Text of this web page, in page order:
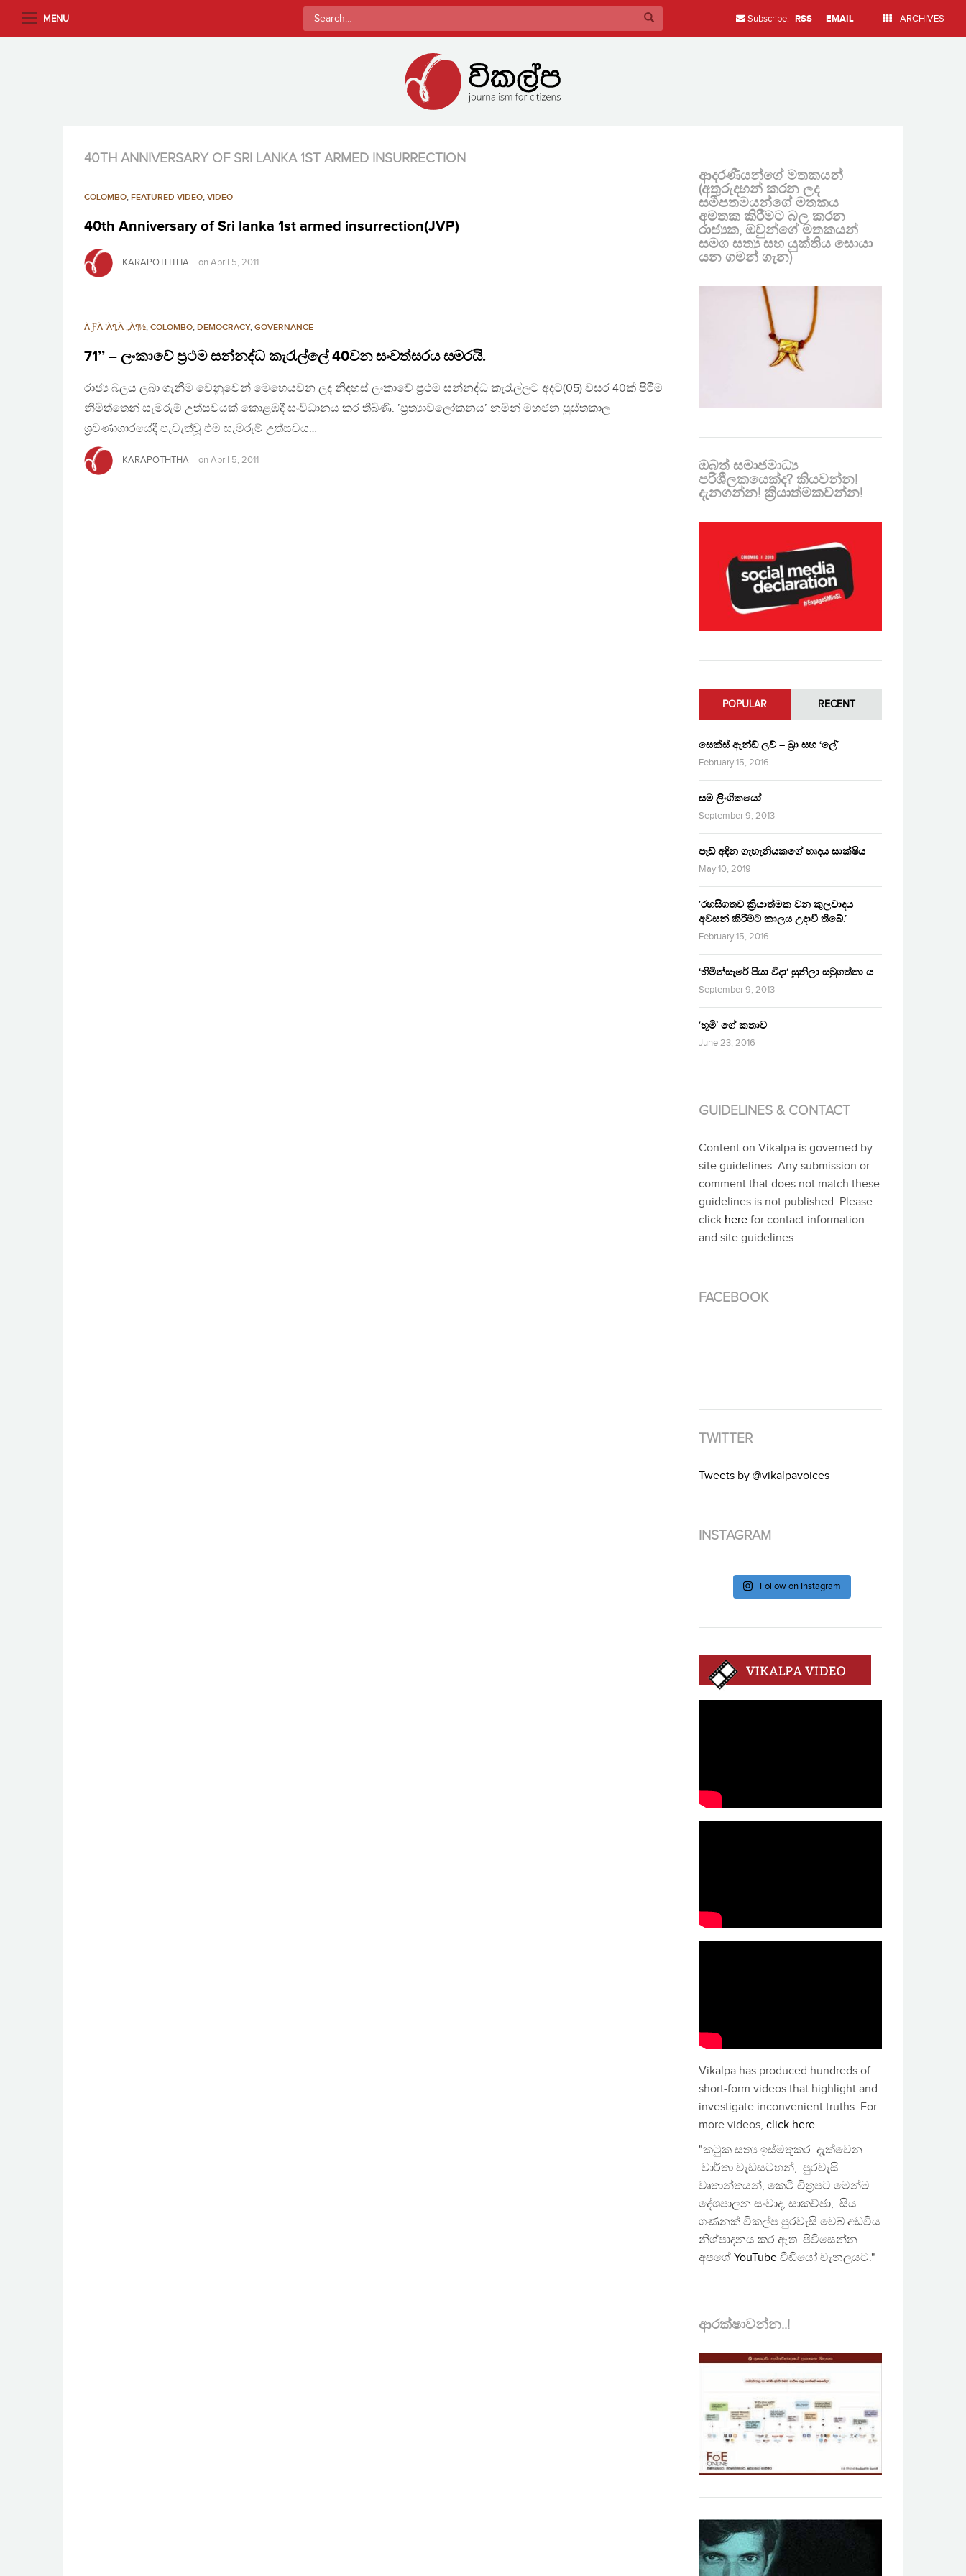
MENU
Search
for:
Subscribe: RSS | EMAIL ARCHIVES
40TH ANNIVERSARY OF SRI LANKA 1ST ARMED INSURRECTION
COLOMBO, FEATURED VIDEO, VIDEO
40th Anniversary of Sri lanka 1st armed insurrection(JVP)
KARAPOTHTHA on April 5, 2011
À·ƑÀ·’À¶‚À·„À¶½, COLOMBO, DEMOCRACY, GOVERNANCE
71’’ – ලංකාවේ ප්‍රථම සන්නද්ධ කැරැල්ලේ 40වන සංවත්සරය සමරයි.
රාජ්‍ය බලය ලබා ගැනීම වෙනුවෙන් මෙහෙයවන ලද නිදහස් ලංකාවේ ප්‍රථම සන්නද්ධ කැරැල්ලට අදට(05) වසර 40ක් පිරීම
නිමිත්තෙන් සැමරුම් උත්සවයක් කොළඹදී සංවිධානය කර තිබිණි. ’ප්‍රත්‍යාවලෝකනය’ නමින් මහජන පුස්තකාල
ශ්‍රවණාගාරයේදී පැවැත්වූ එම සැමරුම් උත්සවය…
KARAPOTHTHA on April 5, 2011
ආදරණීයන්ගේ මතකයන්
(අතුරුදහන් කරන ලද
සමීපතමයන්ගේ මතකය
අමතක කිරීමට බල කරන
රාජ්‍යක, ඔවුන්ගේ මතකයන්
සමග සත්‍ය සහ යුක්තිය සොයා
යන ගමන් ගැන)
ඔබත් සමාජමාධ්‍ය
පරිශීලකයෙක්ද? කියවන්න!
දැනගන්න! ක්‍රියාත්මකවන්න!
POPULAR RECENT
සෙක්ස් ඇන්ඩ් ලව් – බ්‍රා සහ ‘ලේ’
February 15, 2016
සම ලිංගිකයෝ
September 9, 2013
පෑඩ් අඳින ගැහැනියකගේ හෘදය සාක්ෂිය
May 10, 2019
‘රහසිගතව ක්‍රියාත්මක වන කුලවාදය
අවසන් කිරීමට කාලය උදාවී තිබේ.’
February 15, 2016
‘හිමින්සැරේ පියා විදා‘ සුනිලා සමුගත්තා ය.
September 9, 2013
‘භූමි’ ගේ කතාව
June 23, 2016
GUIDELINES & CONTACT
Content on Vikalpa is governed by
site guidelines. Any submission or
comment that does not match these
guidelines is not published. Please
click here for contact information
and site guidelines.
FACEBOOK
TWITTER
Tweets by @vikalpavoices
INSTAGRAM
Follow on Instagram
Vikalpa has produced hundreds of
short-form videos that highlight and
investigate inconvenient truths. For
more videos, click here.
"කටුක සත්‍ය ඉස්මතුකර දැක්වෙන
වාර්තා වැඩසටහන්, පුරවැසි
වෘතාන්තයන්, කෙටි චිත්‍රපට මෙන්ම
දේශපාලන සංවාද, සාකච්ඡා, සිය
ගණනක් විකල්ප පුරවැසි වෙබ් අඩවිය
නිශ්පාදනය කර ඇත. පිවිසෙන්න
අපගේ YouTube වීඩියෝ චැනලයට."
ආරක්ෂාවන්න..!